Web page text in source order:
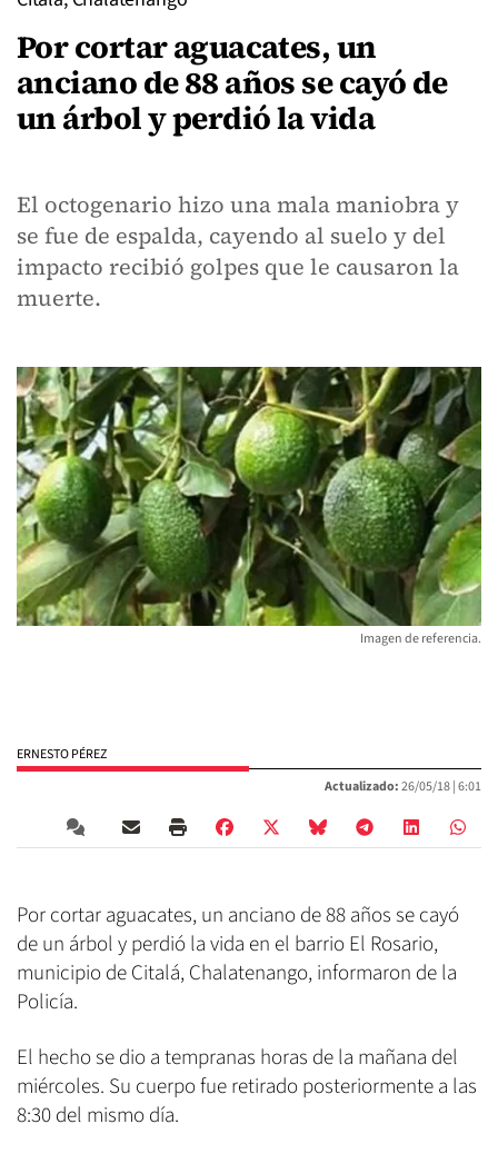
Por cortar aguacates, un
anciano de 88 años se cayó de
un árbol y perdió la vida
El octogenario hizo una mala maniobra y
se fue de espalda, cayendo al suelo y del
impacto recibió golpes que le causaron la
muerte.
Imagen de referencia.
ERNESTO PÉREZ
Actualizado:26/05/18 |6:01
Por cortar aguacates, un anciano de 88 años se cayó
de un árbol y perdió la vida en el barrio El Rosario,
municipio de Citalá, Chalatenango, informaron de la
Policía.
El hecho se dio a tempranas horas de la mañana del
miércoles. Su cuerpo fue retirado posteriormente a las
8:30 del mismo día.